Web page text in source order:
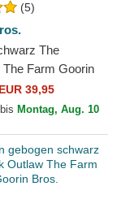
(5)
The
The Farm Goorin
EUR 39,95
Montag, Aug. 10